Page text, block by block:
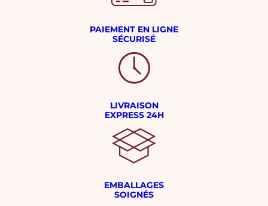
PAIEMENT EN LIGNE
SÉCURISÉ
LIVRAISON
EXPRESS 24H
EMBALLAGES
SOIGNÉS